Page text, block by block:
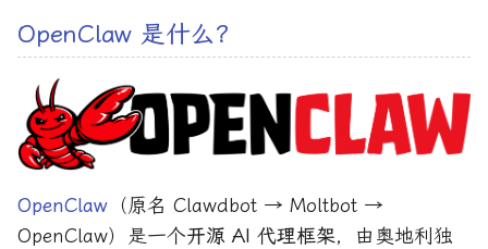
OpenClaw 是什么？
OpenClaw （原名 Clawdbot → Moltbot →
OpenClaw）是一个开源 AI 代理框架，由奥地利独